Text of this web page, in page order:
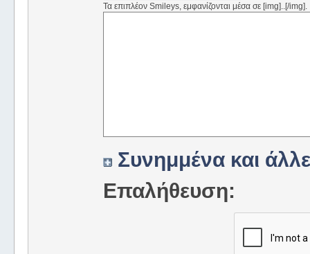
Τα επιπλέον Smileys, εμφανίζονται μέσα σε [img]..[/img].
Συνημμένα και
Επαλήθευση: